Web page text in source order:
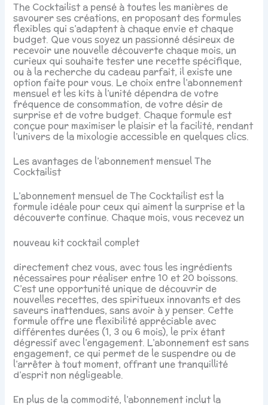
The Cocktailist a pensé à toutes les manières de
savourer ses créations, en proposant des formules
flexibles qui s’adaptent à chaque envie et chaque
budget. Que vous soyez un passionné désireux de
recevoir une nouvelle découverte chaque mois, un
curieux qui souhaite tester une recette spécifique,
ou à la recherche du cadeau parfait, il existe une
option faite pour vous. Le choix entre l’abonnement
mensuel et les kits à l’unité dépendra de votre
fréquence de consommation, de votre désir de
surprise et de votre budget. Chaque formule est
conçue pour maximiser le plaisir et la facilité, rendant
l’univers de la mixologie accessible en quelques clics.
Les avantages de l’abonnement mensuel The
Cocktailist
L’abonnement mensuel de The Cocktailist est la
formule idéale pour ceux qui aiment la surprise et la
découverte continue. Chaque mois, vous recevez un
nouveau kit cocktail complet
directement chez vous, avec tous les ingrédients
nécessaires pour réaliser entre 10 et 20 boissons.
C’est une opportunité unique de découvrir de
nouvelles recettes, des spiritueux innovants et des
saveurs inattendues, sans avoir à y penser. Cette
formule offre une flexibilité appréciable avec
différentes durées (1, 3 ou 6 mois), le prix étant
dégressif avec l’engagement. L’abonnement est sans
engagement, ce qui permet de le suspendre ou de
l’arrêter à tout moment, offrant une tranquillité
d’esprit non négligeable.
En plus de la commodité, l’abonnement inclut la